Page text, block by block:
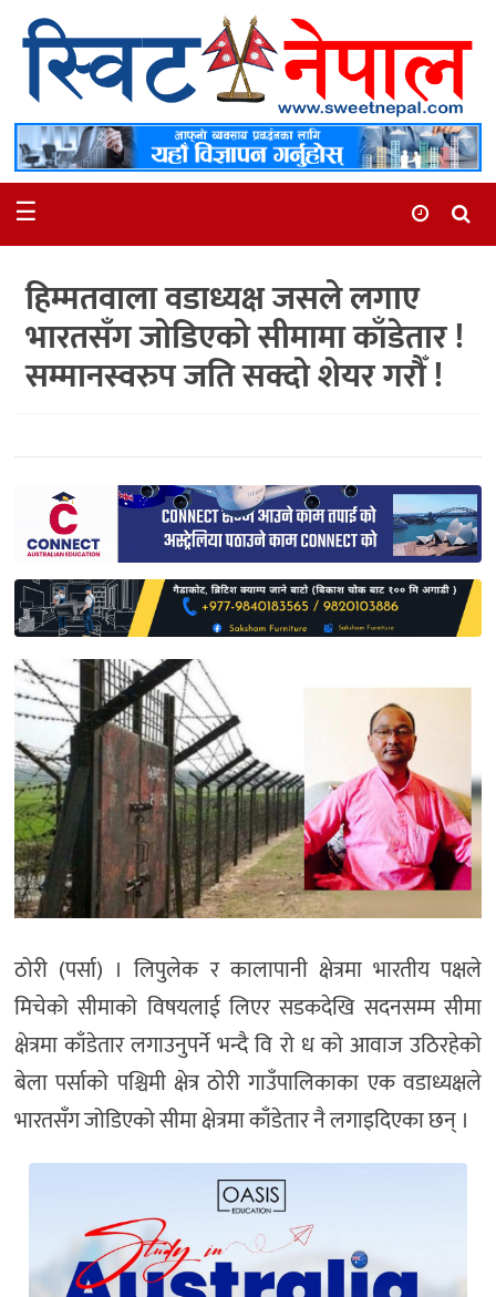
समाचार
स्थानीय
मनोरञ्जन
अन्तर्वार्ता
समाज
साहित्य
प्रदेश
English
☰
हिम्मतवाला वडाध्यक्ष जसले लगाए
भारतसँग जोडिएको सीमामा काँडेतार !
सम्मानस्वरुप जति सक्दो शेयर गरौँ !
ठोरी (पर्सा) । लिपुलेक र कालापानी क्षेत्रमा भारतीय पक्षले
मिचेको सीमाको विषयलाई लिएर सडकदेखि सदनसम्म सीमा
क्षेत्रमा काँडेतार लगाउनुपर्ने भन्दै वि रो ध को आवाज उठिरहेको
बेला पर्साको पश्चिमी क्षेत्र ठोरी गाउँपालिकाका एक वडाध्यक्षले
भारतसँग जोडिएको सीमा क्षेत्रमा काँडेतार नै लगाइदिएका छन् ।